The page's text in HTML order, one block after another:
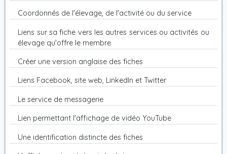
Coordonnés de l'élevage, de l'activité ou du service
Liens sur sa fiche vers les autres services ou activités ou
élevage qu'offre le membre
Créer une version anglaise des fiches
Liens Facebook, site web, LinkedIn et Twitter
Le service de messagerie
Lien permettant l'affichage de vidéo YouTube
Une identification distincte des fiches